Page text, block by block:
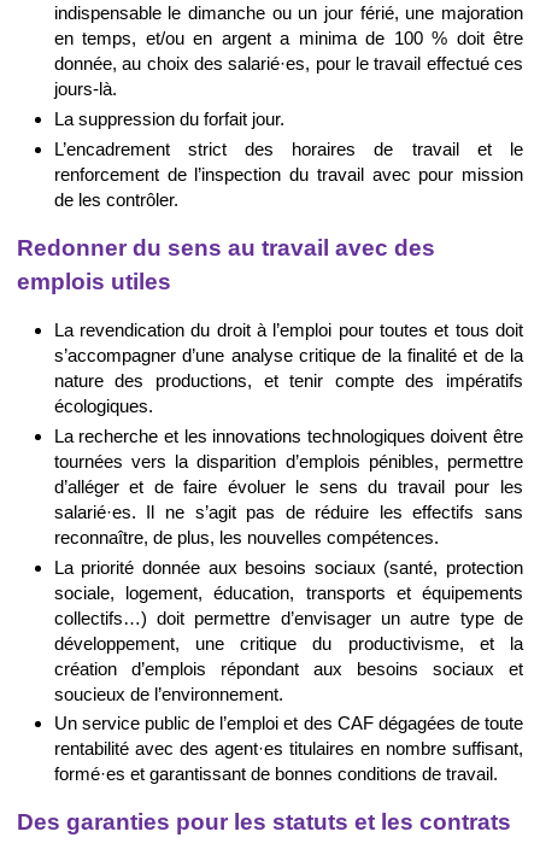
indispensable le dimanche ou un jour férié, une majoration
en temps, et/ou en argent a minima de 100 % doit être
donnée, au choix des salarié·es, pour le travail effectué ces
jours-là.
La suppression du forfait jour.
L’encadrement strict des horaires de travail et le
renforcement de l’inspection du travail avec pour mission
de les contrôler.
Redonner du sens au travail avec des
emplois utiles
La revendication du droit à l’emploi pour toutes et tous doit
s’accompagner d’une analyse critique de la finalité et de la
nature des productions, et tenir compte des impératifs
écologiques.
La recherche et les innovations technologiques doivent être
tournées vers la disparition d’emplois pénibles, permettre
d’alléger et de faire évoluer le sens du travail pour les
salarié·es. Il ne s’agit pas de réduire les effectifs sans
reconnaître, de plus, les nouvelles compétences.
La priorité donnée aux besoins sociaux (santé, protection
sociale, logement, éducation, transports et équipements
collectifs…) doit permettre d’envisager un autre type de
développement, une critique du productivisme, et la
création d’emplois répondant aux besoins sociaux et
soucieux de l’environnement.
Un service public de l’emploi et des CAF dégagées de toute
rentabilité avec des agent·es titulaires en nombre suffisant,
formé·es et garantissant de bonnes conditions de travail.
Des garanties pour les statuts et les contrats